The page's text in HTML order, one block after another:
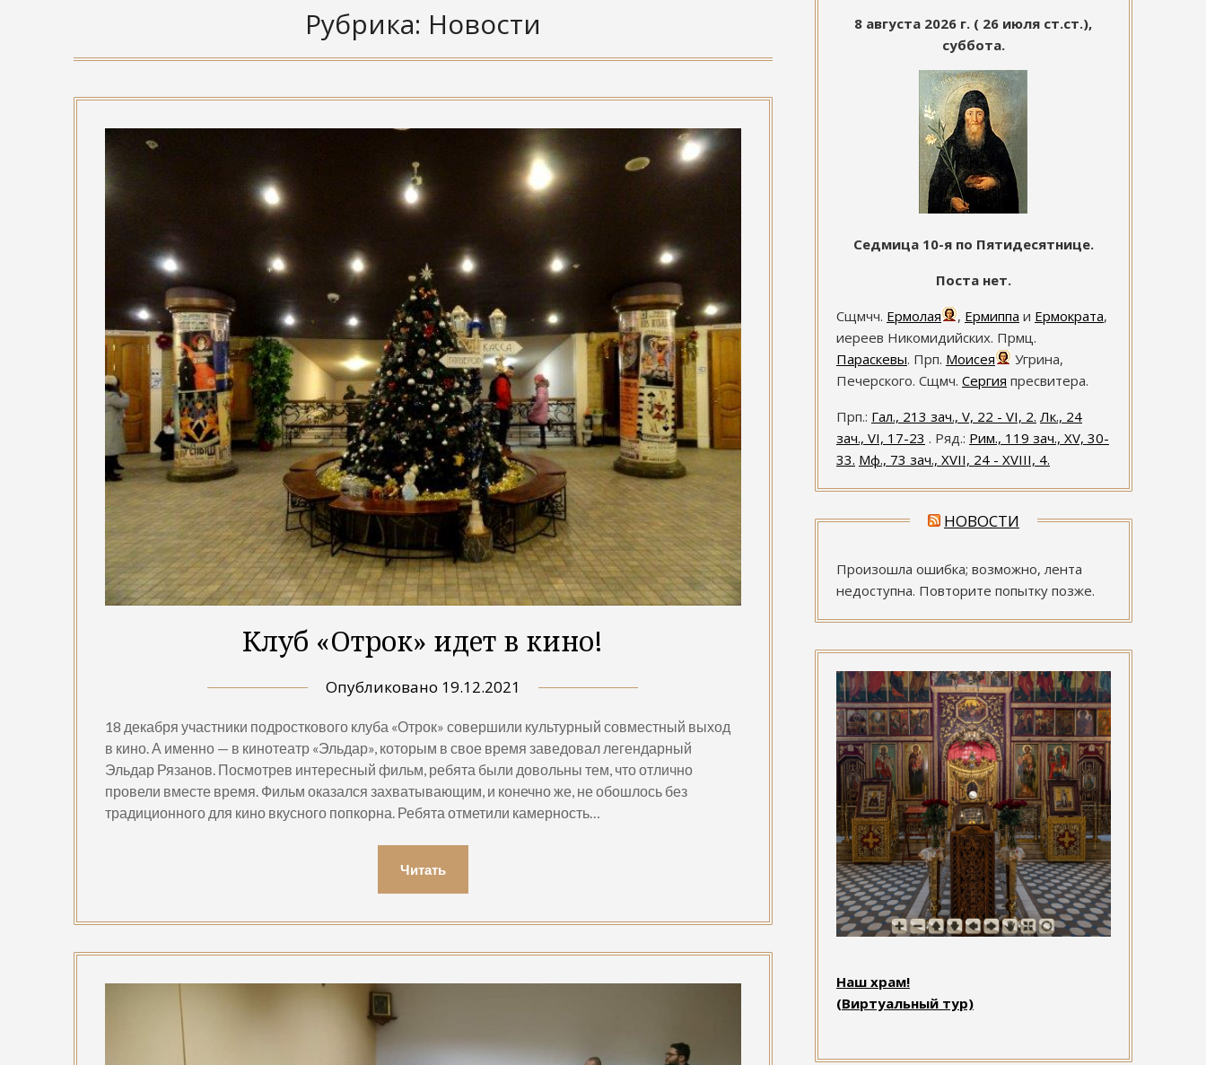
Рубрика: Новости
Клуб «Отрок» идет в кино!
Опубликовано 19.12.2021
18 декабря участники подросткового клуба «Отрок» совершили культурный совместный выход
в кино. А именно — в кинотеатр «Эльдар», которым в свое время заведовал легендарный
Эльдар Рязанов. Посмотрев интересный фильм, ребята были довольны тем, что отлично
провели вместе время. Фильм оказался захватывающим, и конечно же, не обошлось без
традиционного для кино вкусного попкорна. Ребята отметили камерность…
Читать
8 августа 2026 г. ( 26 июля ст.ст.),
суббота.
Седмица 10-я по Пятидесятнице.
Поста нет.
Сщмчч. Ермолая , Ермиппа и Ермократа,
иереев Никомидийских. Прмц.
Параскевы. Прп. Моисея
Угрина,
Печерского. Сщмч. Сергия пресвитера.
Прп.: Гал., 213 зач., V, 22 - VI, 2. Лк., 24
зач., VI, 17-23 . Ряд.: Рим., 119 зач., XV, 30-
33. Мф., 73 зач., XVII, 24 - XVIII, 4.
НОВОСТИ
Произошла ошибка; возможно, лента
недоступна. Повторите попытку позже.
Наш храм!
(Виртуальный тур)